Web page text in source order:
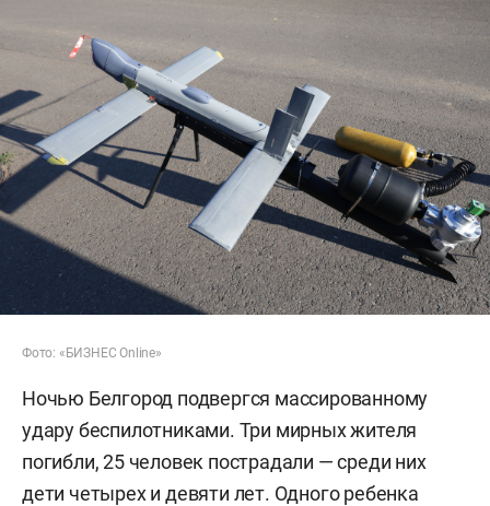
Фото: «БИЗНЕС Online»
Ночью Белгород подвергся массированному
удару беспилотниками. Три мирных жителя
погибли, 25 человек пострадали — среди них
дети четырех и девяти лет. Одного ребенка